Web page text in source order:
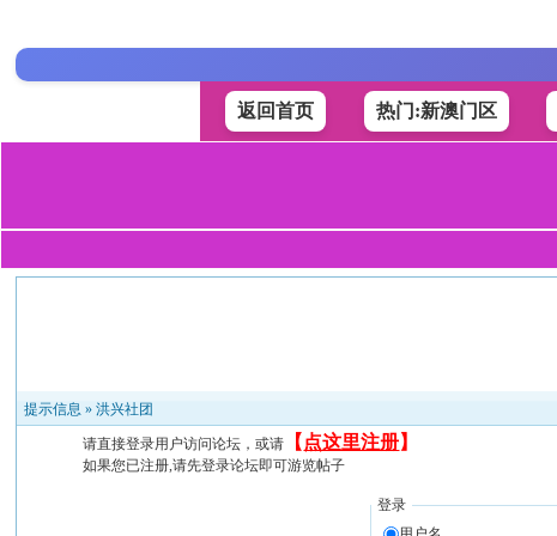
返回首页 热门:新澳门区
提示信息 »洪兴社团
请直接登录用户访问论坛，或请 【 点这里注册】
如果您已注册,请先登录论坛即可游览帖子
登录